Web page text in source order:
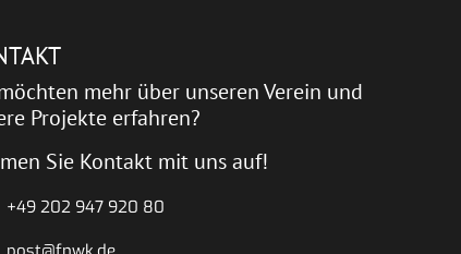
mehr über unseren Verein und
Projekte erfahren?
Sie Kontakt mit uns auf!
+49 202 947 920 80